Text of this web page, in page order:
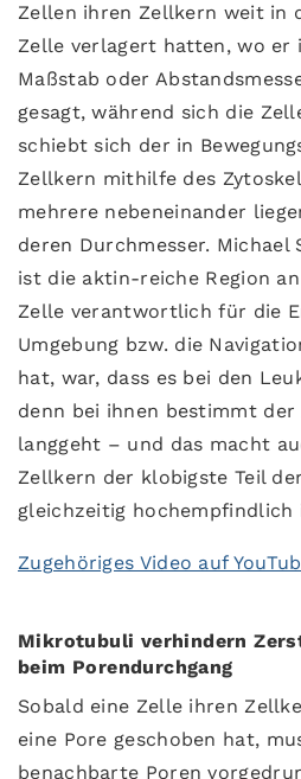
Zellen ihren Zellkern weit in
Zelle verlagert hatten, wo er
Maßstab oder
gesagt, während sich die
schiebt sich der in
Zellkern mithilfe des
mehrere nebeneinander
deren Durchmesser. Michael
ist die aktin-reiche Region
Zelle verantwortlich für die
Umgebung bzw. die
hat, war, dass es bei den
denn bei ihnen bestimmt
langgeht – und das macht
Zellkern der klobigste Teil
gleichzeitig hochempfindlich
Zugehöriges Video auf
Mikrotubuli verhindern
beim Porendurchgang
Sobald eine Zelle ihren
eine Pore geschoben hat,
benachbarte Poren